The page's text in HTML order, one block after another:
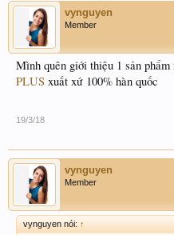
vynguyen
Member
Mình quên giới thiệu 1 sản
PLUS xuất xứ 100% hàn quốc
19/3/18
vynguyen
Member
vynguyen nói: ↑